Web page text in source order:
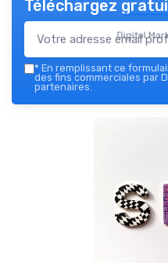
Digital
Téléchargez
* En remplissant ce
des fins commerciales par
partenaires.